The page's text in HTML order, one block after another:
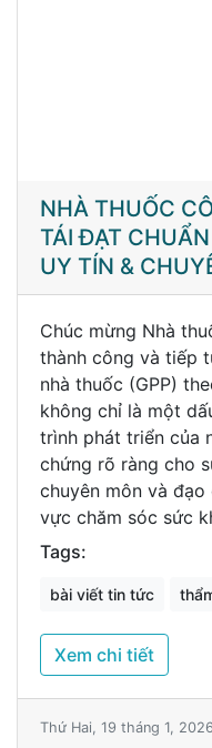
NHÀ THUỐC
TÁI ĐẠT
UY TÍN &
Chúc mừng Nhà
thành công và tiếp
nhà thuốc (GPP)
không chỉ là một
trình phát triển của
chứng rõ ràng cho
chuyên môn và
vực chăm sóc sức
Tags:
bài viết tin tức
Xem chi tiết
Thứ Hai, 19 tháng 1, 2026